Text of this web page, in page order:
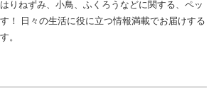
りねずみ、小鳥、ふくろうなどに関する、ペッ
！ 日々の生活に役に立つ情報満載でお届けする
。